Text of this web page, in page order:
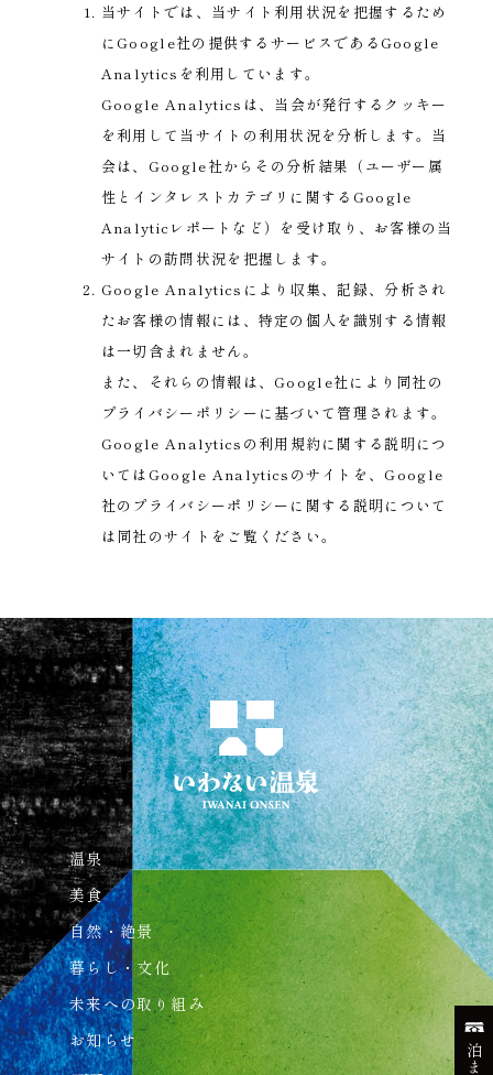
当サイトでは、当サイト利用状況を把握するため
にGoogle社の提供するサービスであるGoogle
Analyticsを利用しています。
Google Analyticsは、当会が発行するクッキー
を利用して当サイトの利用状況を分析します。当
会は、Google社からその分析結果（ユーザー属
性とインタレストカテゴリに関するGoogle
Analyticレポートなど）を受け取り、お客様の当
サイトの訪問状況を把握します。
Google Analyticsにより収集、記録、分析され
たお客様の情報には、特定の個人を識別する情報
は一切含まれません。
また、それらの情報は、Google社により同社の
プライバシーポリシーに基づいて管理されます。
Google Analyticsの利用規約に関する説明につ
いてはGoogle Analyticsのサイトを、Google
社のプライバシーポリシーに関する説明について
は同社のサイトをご覧ください。
温泉
美食
自然・絶景
暮らし・文化
未来への取り組み
お知らせ